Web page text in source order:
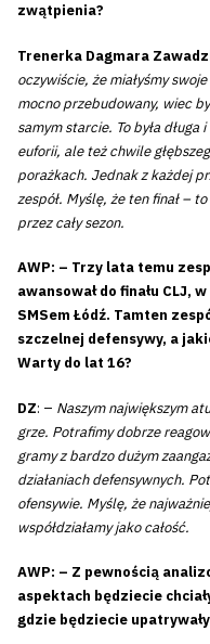
zwątpienia?
Trenerka Dagmara
oczywiście, że miałyśmy
mocno przebudowany, wiec
samym starcie. To była
euforii, ale też chwile
porażkach. Jednak z każdej
zespół. Myślę, że ten finał –
przez cały sezon.
AWP: – Trzy lata temu
awansował do finału CLJ,
SMSem Łódź. Tamten
szczelnej defensywy, a
Warty do lat 16?
DZ: – Naszym największym
grze. Potrafimy dobrze
gramy z bardzo dużym
działaniach defensywnych.
ofensywie. Myślę, że
współdziałamy jako całość.
AWP: – Z pewnością
aspektach będziecie
gdzie będziecie